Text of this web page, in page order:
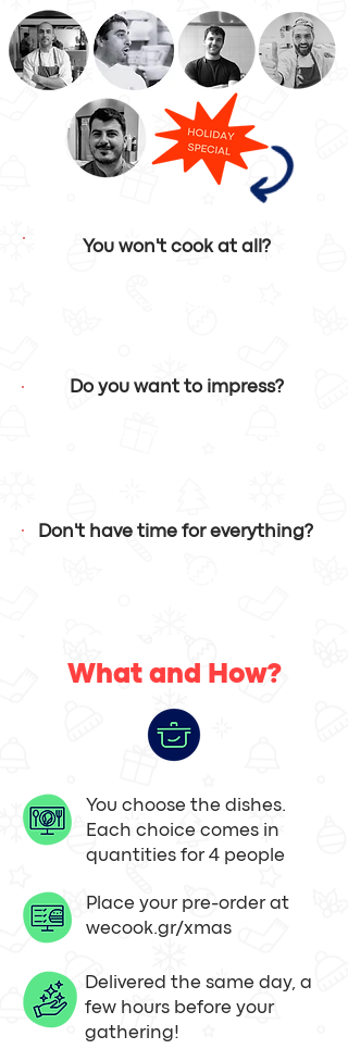
You won't cook at all?
Do you want to impress?
Don't have time for everything?
What and How?
You choose the dishes.
Each choice comes in
quantities for 4 people
Place your pre-order at
wecook.gr/xmas
Delivered the same day, a
few hours before your
gathering!